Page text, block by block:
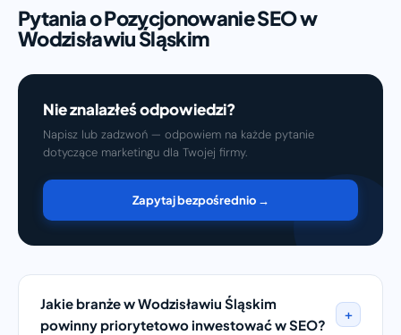
Pytania o Pozycjonowanie SEO w
Wodzisławiu Śląskim
Nie znalazłeś odpowiedzi?
Napisz lub zadzwoń — odpowiem na każde pytanie
dotyczące marketingu dla Twojej firmy.
Zapytaj bezpośrednio →
Jakie branże w Wodzisławiu Śląskim
powinny priorytetowo inwestować w SEO?
+